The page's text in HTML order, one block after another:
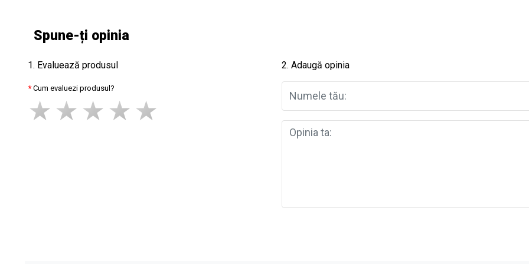
Spune-ți opinia
1. Evaluează produsul
Cum evaluezi produsul?
2. Adaugă opinia